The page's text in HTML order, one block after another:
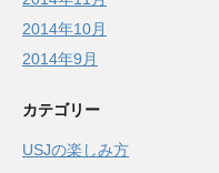
2014年10月
2014年9月
カテゴリー
USJの楽しみ方